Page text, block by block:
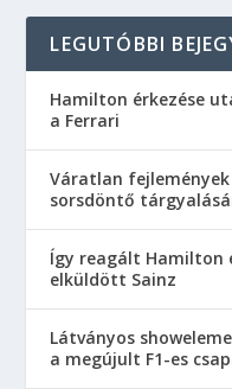
LEGUTÓBBI
Hamilton érkezése
a Ferrari
Váratlan
sorsdöntő
Így reagált Hamilton
elküldött Sainz
Látványos
a megújult F1-es